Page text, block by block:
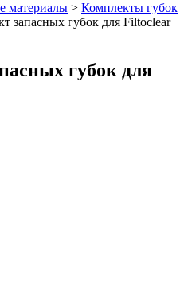
материалы > Комплекты губок
запасных губок для Filtoclear
губок для